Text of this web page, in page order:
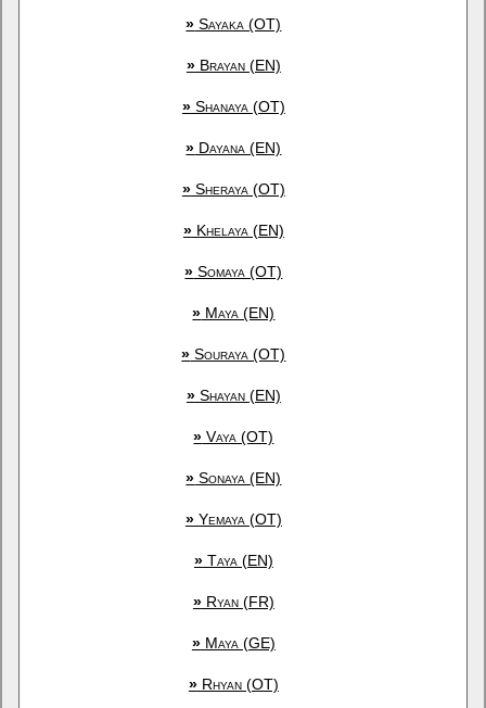
» Sayaka (OT)
»Brayan (EN)
»Shanaya (OT)
» Dayana (EN)
»Sheraya (OT)
»Khelaya (EN)
» Somaya (OT)
» Maya (EN)
» Souraya (OT)
»Shayan (EN)
» Vaya (OT)
» Sonaya (EN)
»Yemaya (OT)
»Taya (EN)
»Ryan (FR)
»Maya (GE)
»Rhyan (OT)